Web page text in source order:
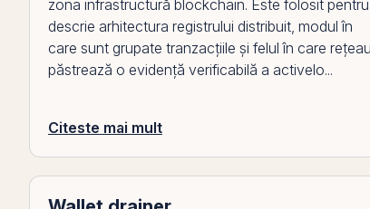
zona infrastructură blockchain. Este folosit
descrie arhitectura registrului distribuit, modul în
care sunt grupate tranzacțiile și felul în care
păstrează o evidență verificabilă a activelo...
Citeste mai mult